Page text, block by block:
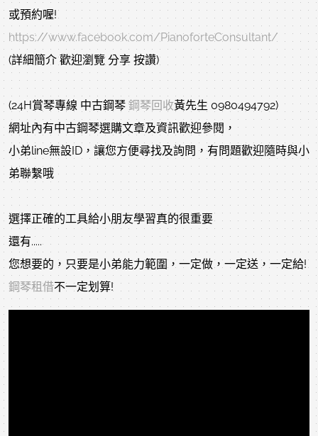
或預約喔!
https://www.facebook.com/PianoforteConsultant/
(詳細簡介 歡迎瀏覽 分享 按讚)
(24H賞琴專線 中古鋼琴 鋼琴回收黃先生 0980494792)
網址內有中古鋼琴選購文章及資訊歡迎參閱，
小弟line無設ID，讓您方便尋找及詢問，有問題歡迎隨時與小
弟聯繫哦
選擇正確的工具給小朋友學習真的很重要
還有.....
您想要的，只要是小弟能力範圍，一定做，一定送，一定給!
鋼琴租借不一定划算!